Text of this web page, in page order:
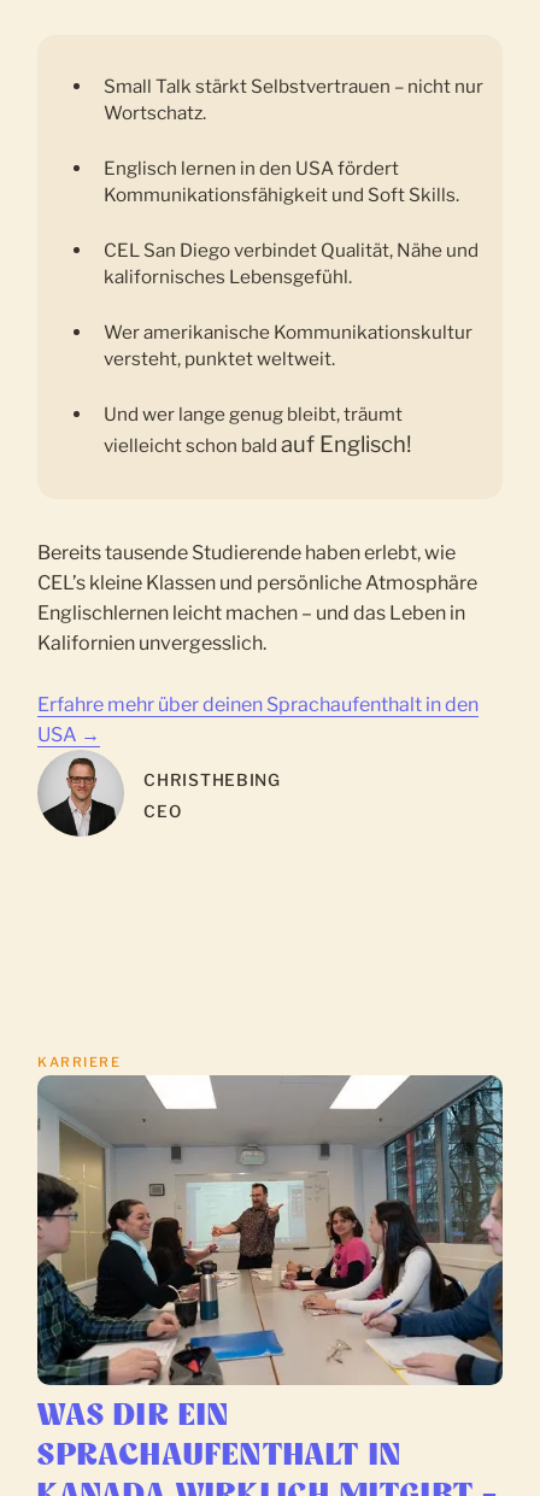
Small Talk stärkt Selbstvertrauen – nicht nur
Wortschatz.
Englisch lernen in den USA fördert
Kommunikationsfähigkeit und Soft Skills.
CEL San Diego verbindet Qualität, Nähe und
kalifornisches Lebensgefühl.
Wer amerikanische Kommunikationskultur
versteht, punktet weltweit.
Und wer lange genug bleibt, träumt
vielleicht schon baldauf Englisch!
Bereits tausende Studierende haben erlebt, wie
CEL’s kleine Klassen und persönliche Atmosphäre
Englischlernen leicht machen – und das Leben in
Kalifornien unvergesslich.
Erfahre mehr über deinen Sprachaufenthalt in den
USA →
CHRISTHEBING
CEO
KARRIERE
WAS DIR EIN
SPRACHAUFENTHALT IN